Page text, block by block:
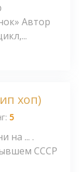
Автор
хоп)
5
на ... .
СССР